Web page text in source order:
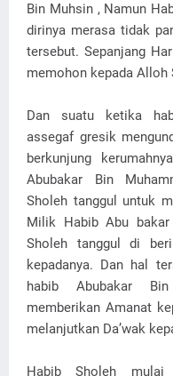
Bin Muhsin , Namun
dirinya merasa tidak
tersebut. Sepanjang
memohon kepada Alloh
Dan suatu ketika
assegaf gresik
berkunjung
Abubakar Bin
Sholeh tanggul untuk
Milik Habib Abu
Sholeh tanggul di
kepadanya. Dan hal
habib Abubakar
memberikan Amanat
melanjutkan Da’wak
Habib Sholeh mulai